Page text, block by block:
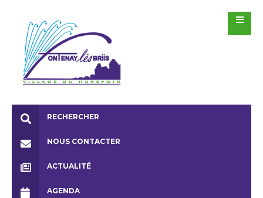
RECHERCHER
NOUS CONTACTER
ACTUALITÉ
AGENDA